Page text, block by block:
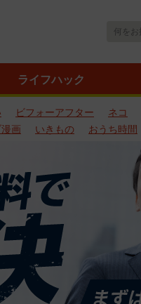
ライフハック
ビフォーアフター ネコ
画 いきもの おうち時間